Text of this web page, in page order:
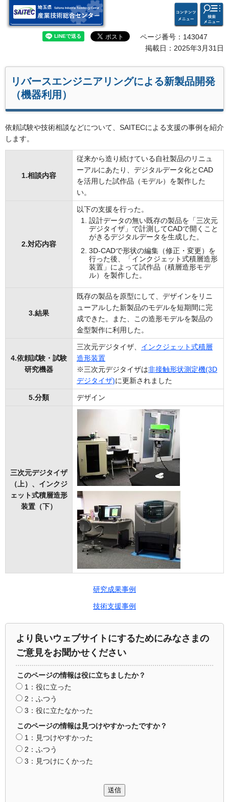
埼玉県 産業技術総合セン
コンテ
ンツメ
ニュー
検索・
共通メ
ニュー
ページ番号：143047
掲載日：2025年3月31日
リバースエンジニアリングによる新製品開発
（機器利用）
依頼試験や技術相談などについて、SAITECによる支援の事例を紹介
します。
1.相談内容
従来から造り続けている自社製品のリニュ
ーアルにあたり、デジタルデータ化とCAD
を活用した試作品（モデル）を製作した
い。
2.対応内容
以下の支援を行った。
設計データの無い既存の製品を「三次元
デジタイザ」で計測してCADで開くこと
がきるデジタルデータを生成した。
3D-CADで形状の編集（修正・変更）を
行った後、「インクジェット式積層造形
装置」によって試作品（積層造形モデ
ル）を製作した。
3.結果
既存の製品を原型にして、デザインをリニ
ューアルした新製品のモデルを短期間に完
成できた。また、この造形モデルを製品の
金型製作に利用した。
4.依頼試験・試験
研究機器
三次元デジタイザ、 インクジェット式積層
造形装置
※三次元デジタイザは非接触形状測定機(3D
デジタイザ)に更新されました
5.分類 デザイン
三次元デジタイザ
（上）、インクジ
ェット式積層造形
装置（下）
研究成果事例
技術支援事例
より良いウェブサイトにするためにみなさまの
ご意見をお聞かせください
このページの情報は役に立ちましたか？
1：役に立った
2：ふつう
3：役に立たなかった
このページの情報は見つけやすかったですか？
1：見つけやすかった
2：ふつう
3：見つけにくかった
送信